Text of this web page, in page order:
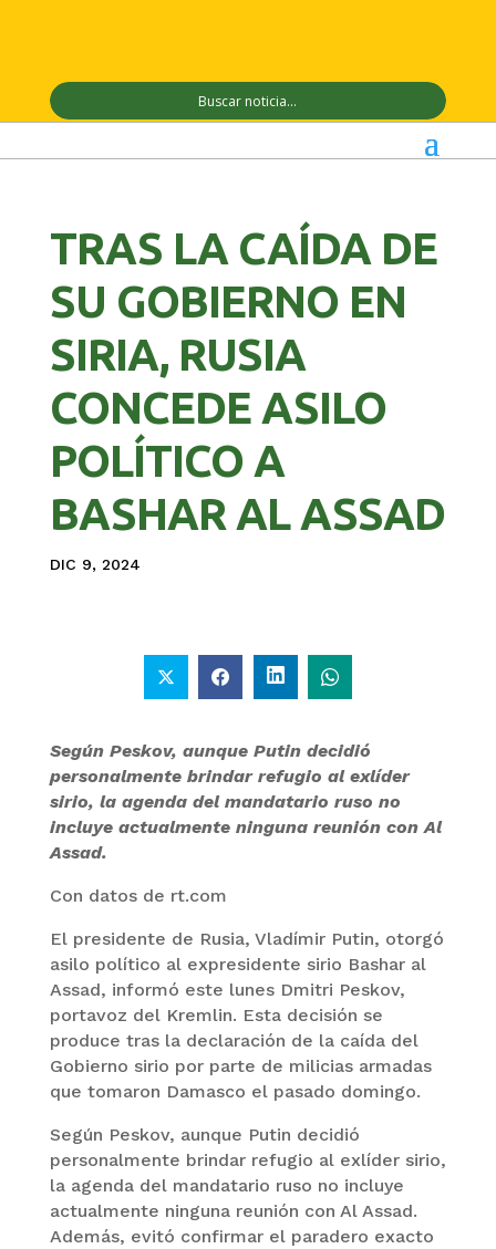
TRAS LA CAÍDA DE
SU GOBIERNO EN
SIRIA, RUSIA
CONCEDE ASILO
POLÍTICO A
BASHAR AL ASSAD
DIC 9, 2024
Según Peskov, aunque Putin decidió
personalmente brindar refugio al exlíder
sirio, la agenda del mandatario ruso no
incluye actualmente ninguna reunión con Al
Assad.
Con datos de rt.com
El presidente de Rusia, Vladímir Putin, otorgó
asilo político al expresidente sirio Bashar al
Assad, informó este lunes Dmitri Peskov,
portavoz del Kremlin. Esta decisión se
produce tras la declaración de la caída del
Gobierno sirio por parte de milicias armadas
que tomaron Damasco el pasado domingo.
Según Peskov, aunque Putin decidió
personalmente brindar refugio al exlíder sirio,
la agenda del mandatario ruso no incluye
actualmente ninguna reunión con Al Assad.
Además, evitó confirmar el paradero exacto